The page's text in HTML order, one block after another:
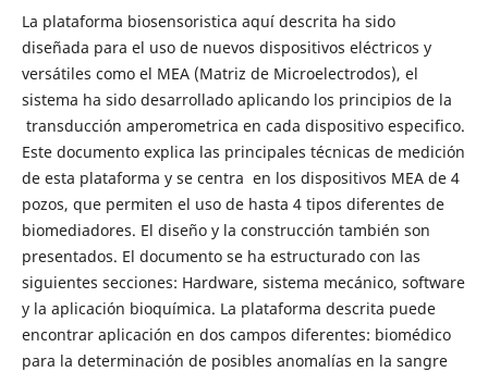
La plataforma biosensoristica aquí descrita ha sido
diseñada para el uso de nuevos dispositivos eléctricos y
versátiles como el MEA (Matriz de Microelectrodos), el
sistema ha sido desarrollado aplicando los principios de la
transducción amperometrica en cada dispositivo especifico.
Este documento explica las principales técnicas de medición
de esta plataforma y se centra en los dispositivos MEA de 4
pozos, que permiten el uso de hasta 4 tipos diferentes de
biomediadores. El diseño y la construcción también son
presentados. El documento se ha estructurado con las
siguientes secciones: Hardware, sistema mecánico, software
y la aplicación bioquímica. La plataforma descrita puede
encontrar aplicación en dos campos diferentes: biomédico
para la determinación de posibles anomalías en la sangre